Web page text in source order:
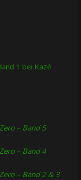
1 bei Kazé
– Band 5
– Band 4
– Band 2 & 3